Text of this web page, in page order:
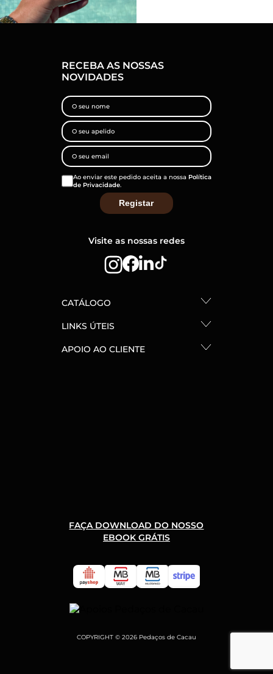
RECEBA AS NOSSAS
NOVIDADES
Ao enviar este pedido aceita a nossa Política
de Privacidade.
Visite as nossas redes
CATÁLOGO
LINKS ÚTEIS
APOIO AO CLIENTE
FAÇA DOWNLOAD DO NOSSO
EBOOK GRÁTIS
COPYRIGHT © 2026 Pedaços de Cacau